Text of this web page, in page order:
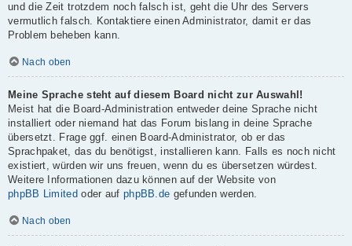
und die Zeit trotzdem noch falsch ist, geht die Uhr des Servers
vermutlich falsch. Kontaktiere einen Administrator, damit er das
Problem beheben kann.
Nach oben
Meine Sprache steht auf diesem Board nicht zur Auswahl!
Meist hat die Board-Administration entweder deine Sprache nicht
installiert oder niemand hat das Forum bislang in deine Sprache
übersetzt. Frage ggf. einen Board-Administrator, ob er das
Sprachpaket, das du benötigst, installieren kann. Falls es noch nicht
existiert, würden wir uns freuen, wenn du es übersetzen würdest.
Weitere Informationen dazu können auf der Website von
phpBB Limited oder auf phpBB.de gefunden werden.
Nach oben